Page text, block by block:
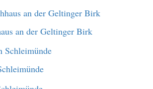
an der Geltinger Birk